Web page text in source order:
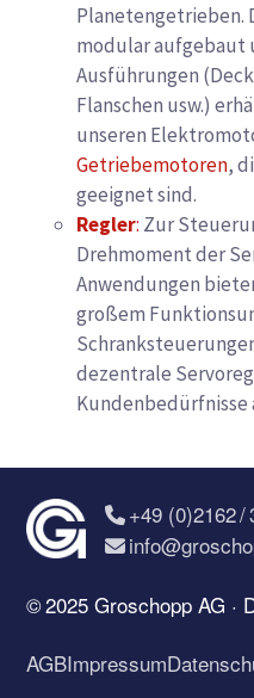
Planetengetrieben.
modular aufgebaut
Ausführungen
Flanschen usw.)
unseren
Getriebemotoren,
geeignet sind.
Regler: Zur
Drehmoment der
Anwendungen
großem
dezentrale
Kundenbedürfnisse
+49 (0)2162 /
© 2025 Groschopp AG ·
AGBImpressum